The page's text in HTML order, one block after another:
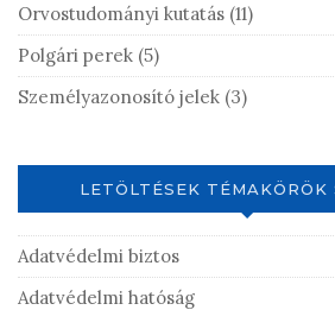
Orvostudományi kutatás (11)
Polgári perek (5)
Személyazonosító jelek (3)
LETÖLTÉSEK TÉMAKÖRÖK
Adatvédelmi biztos
Adatvédelmi hatóság